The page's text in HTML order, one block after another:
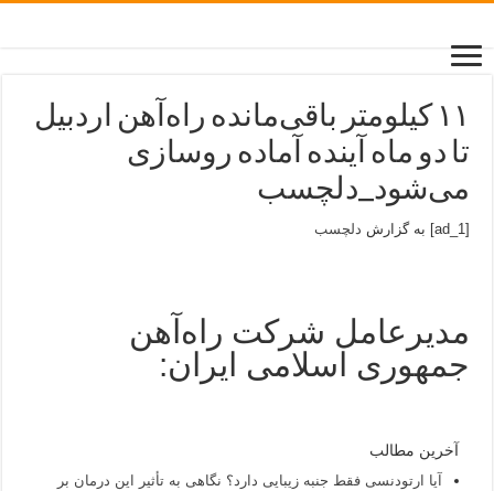
۱۱ کیلومتر باقی‌مانده راه‌آهن اردبیل
تا دو ماه آینده آماده روسازی
می‌شود_دلچسب
[ad_1] به گزارش دلچسب
مدیرعامل شرکت راه‌آهن
جمهوری اسلامی ایران:
آخرین مطالب
آیا ارتودنسی فقط جنبه زیبایی دارد؟ نگاهی به تأثیر این درمان بر